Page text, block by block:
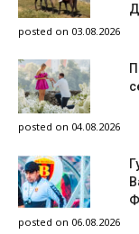
posted on 03.08.2026
posted on 04.08.2026
posted on 06.08.2026